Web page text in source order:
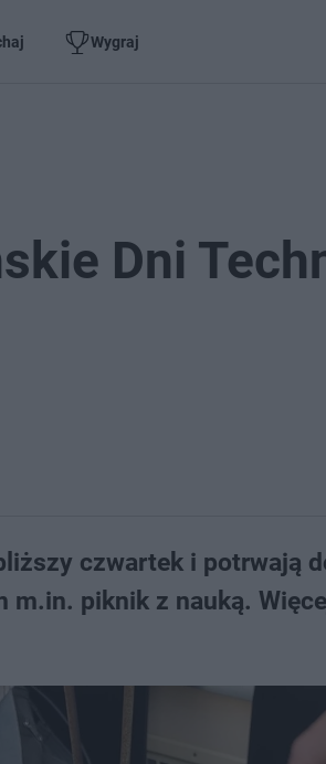
Wygraj
Dni
czwartek i potrwają
piknik z nauką.